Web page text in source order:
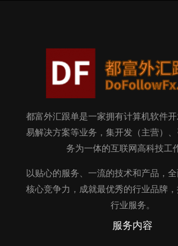
都富外汇跟单是一家拥有计算机软件
易解决方案等业务，集开发（主营）
务为一体的互联网高科技工
以贴心的服务、一流的技术和产品，
核心竞争力，成就最优秀的行业品牌
行业服务。
服务内容